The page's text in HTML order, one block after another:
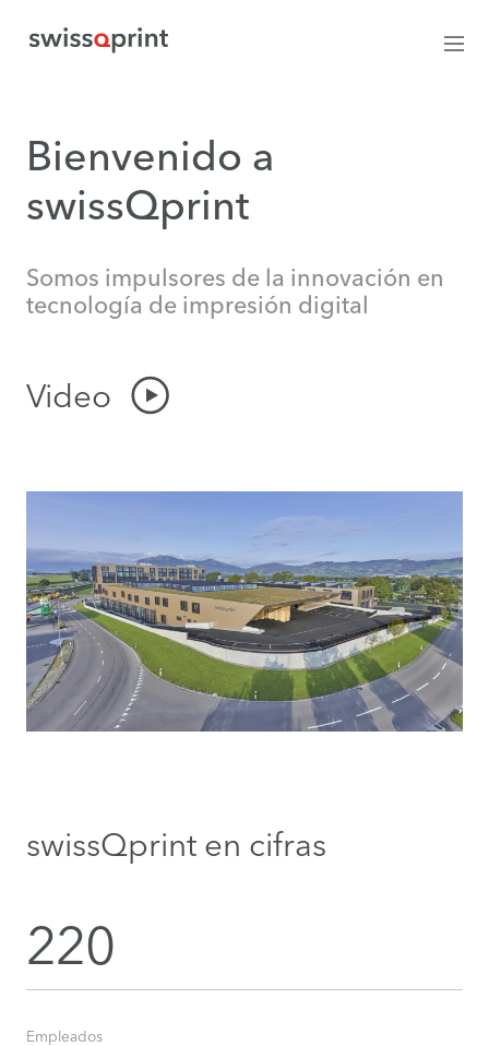
Bienvenido a
swissQprint
Somos impulsores de la innovación en
tecnología de impresión digital
Video
swissQprint en cifras
220
Empleados